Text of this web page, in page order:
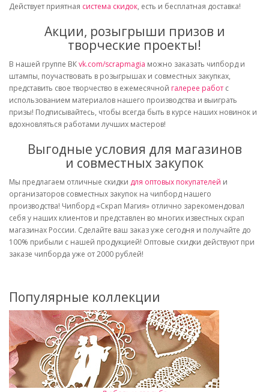
Действует приятная система скидок, есть и бесплатная доставка!
Акции, розыгрыши призов и
творческие проекты!
В нашей группе ВКvk.com/scrapmagia можно заказать чипборд и
штампы, поучаствовать в розыгрышах и совместных закупках,
представить свое творчество в ежемесячной галерее работ с
использованием материалов нашего производства и выиграть
призы! Подписывайтесь, чтобы всегда быть в курсе наших новинок и
вдохновляться работами лучших мастеров!
Выгодные условия для магазинов
и совместных закупок
Мы предлагаем отличные скидки для оптовых покупателей и
организаторов совместных закупок на чипборд нашего
производства! Чипборд «Скрап Магия» отлично зарекомендовал
себя у наших клиентов и представлен во многих известных скрап
магазинах России. Сделайте ваш заказ уже сегодня и получайте до
100% прибыли с нашей продукцией! Оптовые скидки действуют при
заказе чипборда уже от 2000 рублей!
Популярные коллекции